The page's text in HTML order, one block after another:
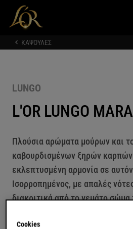
ΚΑΨΟΥΛΕΣ
LUNGO
L'OR LUNGO
Πλούσια αρώματα μούρων και
καβουρδισμένων ξηρών καρπών
εκλεπτυσμένη αρμονία σε
Ισορροπημένος, με απαλές
διακριτικά από το γεμάτο
Cookies